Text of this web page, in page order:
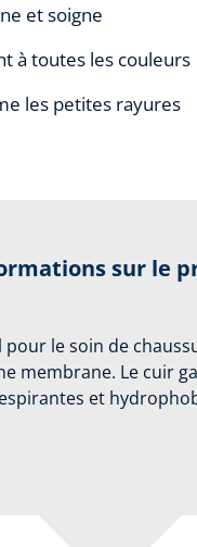
et soigne
à toutes les couleurs
les petites rayures
sur le
pour le soin de
membrane. Le cuir
et